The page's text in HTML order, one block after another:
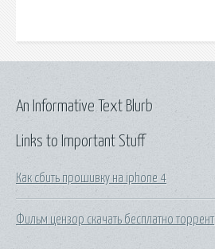
Links to Important Stuff
Как сбить прошивку на iphone 4
Фильм цензор скачать бесплатно торрент
An Informative Text Blurb